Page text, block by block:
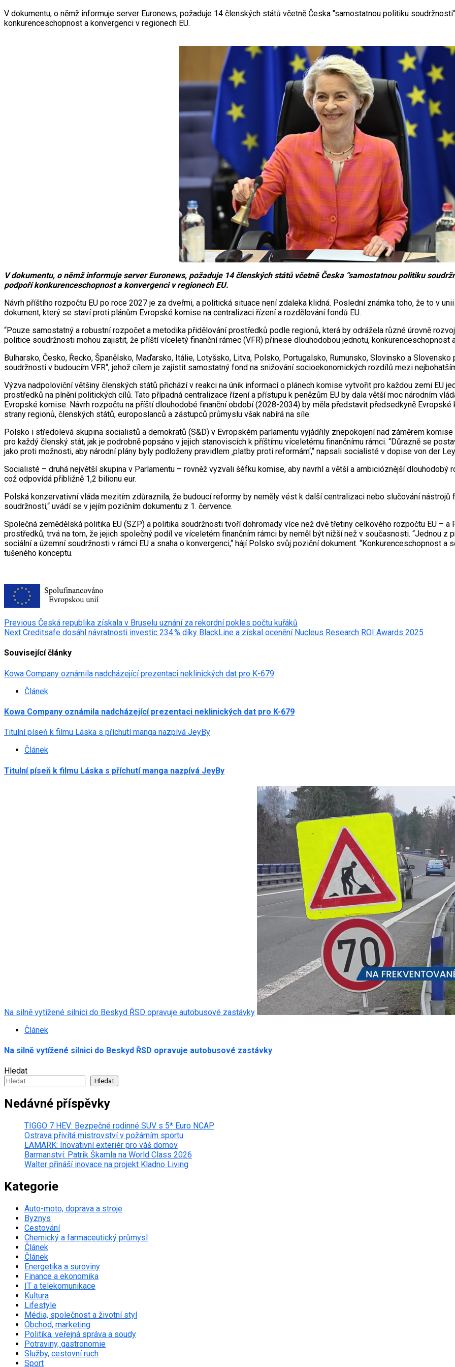
V dokumentu, o němž informuje server Euronews, požaduje 14 členských států včetně Česka "samostatnou politiku
konkurenceschopnost a konvergenci v regionech EU.
V dokumentu, o němž informuje server Euronews, požaduje 14 členských států včetně Česka “samostatnou politiku
podpoří konkurenceschopnost a konvergenci v regionech EU.
Návrh příštího rozpočtu EU po roce 2027 je za dveřmi, a politická situace není zdaleka klidná. Poslední známka toho, že to v
dokument, který se staví proti plánům Evropské komise na centralizaci řízení a rozdělování fondů EU.
“Pouze samostatný a robustní rozpočet a metodika přidělování prostředků podle regionů, která by odrážela různé úrovně
politice soudržnosti mohou zajistit, že příští víceletý finanční rámec (VFR) přinese dlouhodobou jednotu, konkurenceschopnost
Bulharsko, Česko, Řecko, Španělsko, Maďarsko, Itálie, Lotyšsko, Litva, Polsko, Portugalsko, Rumunsko, Slovinsko a
soudržnosti v budoucím VFR“, jehož cílem je zajistit samostatný fond na snižování socioekonomických rozdílů mezi
Výzva nadpoloviční většiny členských států přichází v reakci na únik informací o plánech komise vytvořit pro každou zemi EU
prostředků na plnění politických cílů. Tato případná centralizace řízení a přístupu k penězům EU by dala větší moc národním
Evropské komise. Návrh rozpočtu na příští dlouhodobé finanční období (2028-2034) by měla představit předsedkyně
strany regionů, členských států, europoslanců a zástupců průmyslu však nabírá na síle.
Polsko i středolevá skupina socialistů a demokratů (S&D) v Evropském parlamentu vyjádřily znepokojení nad záměrem
pro každý členský stát, jak je podrobně popsáno v jejich stanoviscích k příštímu víceletému finančnímu rámci. “Důrazně se
jako proti možnosti, aby národní plány byly podloženy pravidlem ‚platby proti reformám‘,“ napsali socialisté v dopise von der
Socialisté – druhá největší skupina v Parlamentu – rovněž vyzvali šéfku komise, aby navrhl a větší a ambicióznější
což odpovídá přibližně 1,2 bilionu eur.
Polská konzervativní vláda mezitím zdůraznila, že budoucí reformy by neměly vést k další centralizaci nebo slučování nástrojů
soudržnosti,“ uvádí se v jejím pozičním dokumentu z 1. července.
Společná zemědělská politika EU (SZP) a politika soudržnosti tvoří dohromady více než dvě třetiny celkového rozpočtu EU –
prostředků, trvá na tom, že jejich společný podíl ve víceletém finančním rámci by neměl být nižší než v současnosti. “Jednou
sociální a územní soudržnosti v rámci EU a snaha o konvergenci,“ hájí Polsko svůj poziční dokument. “Konkurenceschopnost a
tušeného konceptu.
Post
navigation
Previous Česká republika získala v Bruselu uznání za rekordní pokles počtu kuřáků
Next Creditsafe dosáhl návratnosti investic 234 % díky BlackLine a získal ocenění Nucleus Research ROI Awards 2025
Související články
Kowa Company oznámila nadcházející prezentaci neklinických dat pro K-679
Článek
Kowa Company oznámila nadcházející prezentaci neklinických dat pro K-679
Titulní píseň k filmu Láska s příchutí manga nazpívá JeyBy
Článek
Titulní píseň k filmu Láska s příchutí manga nazpívá JeyBy
Na silně vytížené silnici do Beskyd ŘSD opravuje autobusové zastávky
Článek
Na silně vytížené silnici do Beskyd ŘSD opravuje autobusové zastávky
Hledat
Hledat
Nedávné příspěvky
TIGGO 7 HEV: Bezpečné rodinné SUV s 5* Euro NCAP
Ostrava přivítá mistrovství v požárním sportu
LAMARK: Inovativní exteriér pro váš domov
Barmanství: Patrik Škamla na World Class 2026
Walter přináší inovace na projekt Kladno Living
Kategorie
Auto-moto, doprava a stroje
Byznys
Cestování
Chemický a farmaceutický průmysl
Článek
Článek
Energetika a suroviny
Finance a ekonomika
IT a telekomunikace
Kultura
Lifestyle
Média, společnost a životní styl
Obchod, marketing
Politika, veřejná správa a soudy
Potraviny, gastronomie
Služby, cestovní ruch
Sport